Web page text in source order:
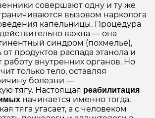
совершают одну и ту же
вызовом нарколога
капельницы. Процедура
важна — она
синдром (похмелье),
продуктов распада этанола и
работу внутренних органов. Но
только тело, оставляя
болезни —
тягу. Настоящая реабилитация
начинается именно тогда,
тяга угасает, а с человеком